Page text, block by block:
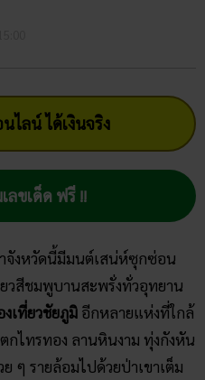
ไลน์ ได้เงินจริง
ลขเด็ด ฟรี !!
จังหวัดนี้มีมนต์เสน่ห์ซุกซ่อน
วสีชมพูบานสะพรั่งทั่วอุทยาน
เที่ยวชัยภูมิ อีกหลายแห่งที่ใกล้
กไทรทอง ลานหินงาม ทุ่งกังหัน
ๆ รายล้อมไปด้วยป่าเขาเต็ม